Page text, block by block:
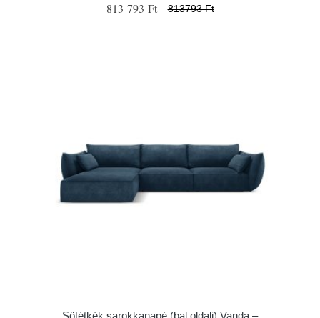
813 793 Ft 813793 Ft
Sötétkék sarokkanapé (bal oldali) Vanda –